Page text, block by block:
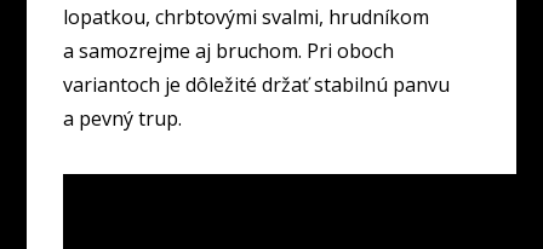
lopatkou, chrbtovými svalmi, hrudníkom
a samozrejme aj bruchom. Pri oboch
variantoch je dôležité držať stabilnú panvu
a pevný trup.